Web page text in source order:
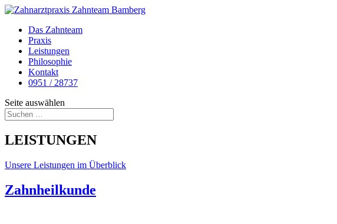
Das Zahnteam
Praxis
Leistungen
Philosophie
Kontakt
0951 / 28737
Seite auswählen
LEISTUNGEN
Unsere Leistungen im Überblick
Zahnheilkunde